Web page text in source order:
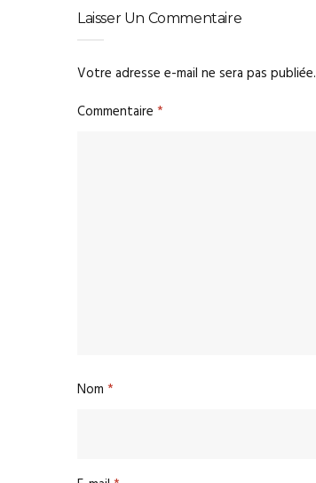
Laisser Un Commentaire
Votre adresse e-mail ne sera pas publiée.
Commentaire *
Nom *